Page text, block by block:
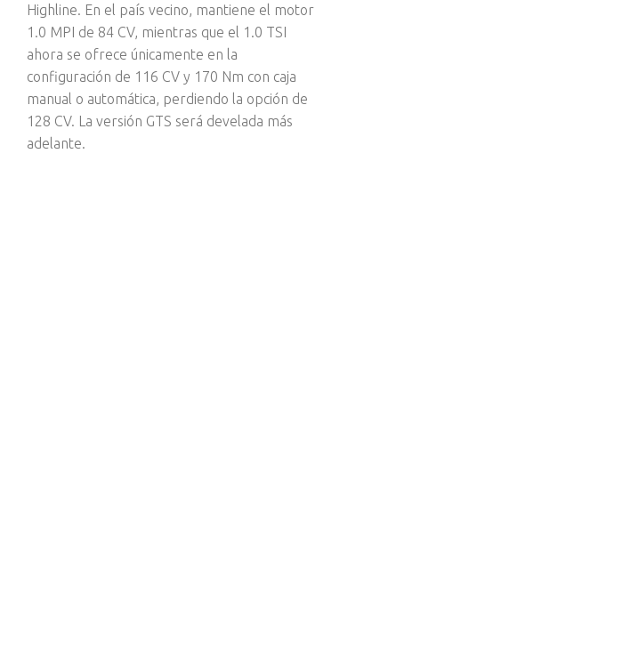
Highline. En el país vecino, mantiene el motor
1.0 MPI de 84 CV, mientras que el 1.0 TSI
ahora se ofrece únicamente en la
configuración de 116 CV y 170 Nm con caja
manual o automática, perdiendo la opción de
128 CV. La versión GTS será develada más
adelante.